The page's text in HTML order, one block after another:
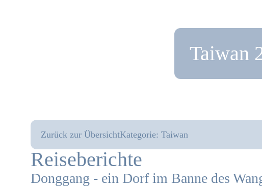
Taiwan
Zurück zur ÜbersichtKategorie: Taiwan
Reiseberichte
Donggang - ein Dorf im Banne des